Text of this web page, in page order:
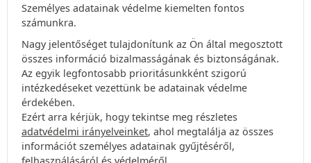
Személyes adatainak védelme kiemelten fontos
számunkra.
Nagy jelentőséget tulajdonítunk az Ön által megosztott
összes információ bizalmasságának és biztonságának.
Az egyik legfontosabb prioritásunkként szigorú
intézkedéseket vezettünk be adatainak védelme
érdekében.
Ezért arra kérjük, hogy tekintse meg részletes
adatvédelmi irányelveinket, ahol megtalálja az összes
információt személyes adatainak gyűjtéséről,
felhasználásáról és védelméről.